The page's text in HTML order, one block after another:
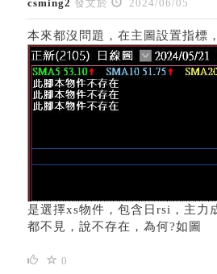
csming2 發文於 2024/06/05
本來都沒問題，在主圖設置指標，
是選擇xs物件，包含日rsi，主力
都不見，說不存在，為何?如圖
0